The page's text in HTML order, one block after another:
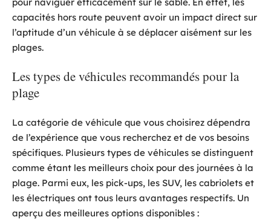
capacités hors route peuvent avoir un impact direct sur
l’aptitude d’un véhicule à se déplacer aisément sur les
plages.
Les types de véhicules recommandés pour la
plage
La catégorie de véhicule que vous choisirez dépendra
de l’expérience que vous recherchez et de vos besoins
spécifiques. Plusieurs types de véhicules se distinguent
comme étant les meilleurs choix pour des journées à la
plage. Parmi eux, les pick-ups, les SUV, les cabriolets et
les électriques ont tous leurs avantages respectifs. Un
aperçu des meilleures options disponibles :